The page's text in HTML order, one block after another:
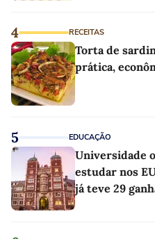
4 RECEITAS
Torta de
prática,
5 EDUCAÇÃO
Universidade
estudar nos
já teve 29